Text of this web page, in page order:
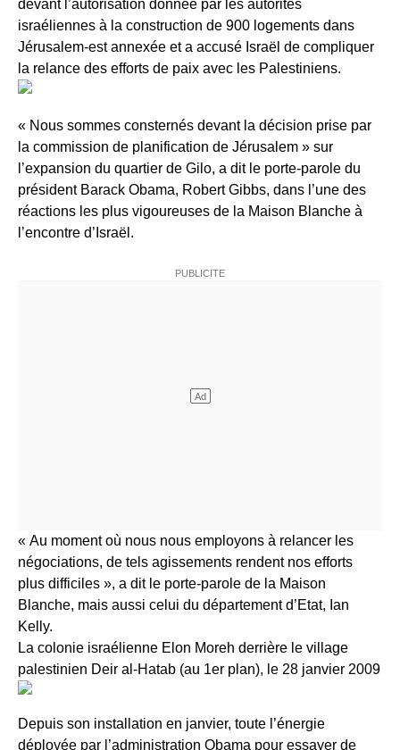
devant l’autorisation donnée par les autorités
israéliennes à la construction de 900 logements dans
Jérusalem-est annexée et a accusé Israël de compliquer
la relance des efforts de paix avec les Palestiniens.
« Nous sommes consternés devant la décision prise par
la commission de planification de Jérusalem » sur
l’expansion du quartier de Gilo, a dit le porte-parole du
président Barack Obama, Robert Gibbs, dans l’une des
réactions les plus vigoureuses de la Maison Blanche à
l’encontre d’Israël.
« Au moment où nous nous employons à relancer les
négociations, de tels agissements rendent nos efforts
plus difficiles », a dit le porte-parole de la Maison
Blanche, mais aussi celui du département d’Etat, Ian
Kelly.
La colonie israélienne Elon Moreh derrière le village
palestinien Deir al-Hatab (au 1er plan), le 28 janvier 2009
Depuis son installation en janvier, toute l’énergie
déployée par l’administration Obama pour essayer de